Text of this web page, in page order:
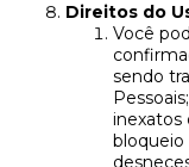
Direitos do
Você
sendo
Pessoais;
inexatos
bloqueio